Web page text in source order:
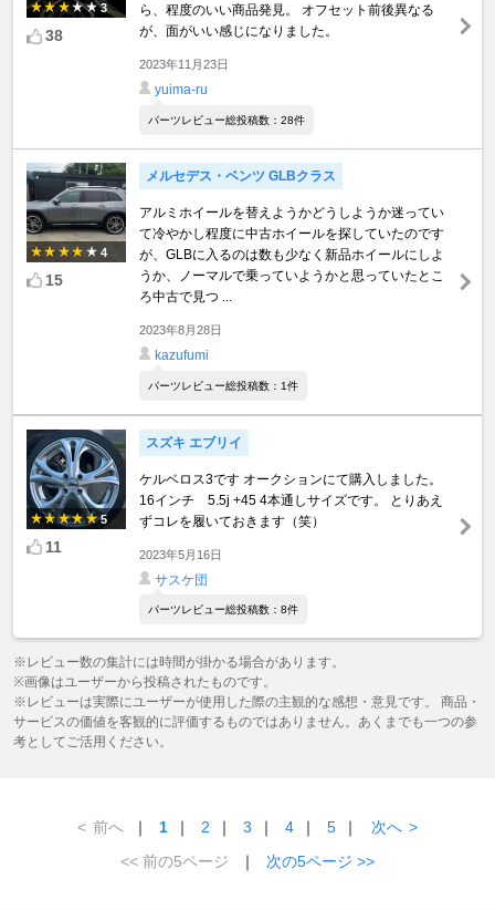
3
38
ら、程度のいい商品発見。 オフセット前後異なる
が、面がいい感じになりました。
2023年11月23日
yuima-ru
パーツレビュー総投稿数：28件
4
15
メルセデス・ベンツ GLBクラス
アルミホイールを替えようかどうしようか迷ってい
て冷やかし程度に中古ホイールを探していたのです
が、GLBに入るのは数も少なく新品ホイールにしよ
うか、ノーマルで乗っていようかと思っていたとこ
ろ中古で見つ ...
2023年8月28日
kazufumi
パーツレビュー総投稿数：1件
5
11
スズキ エブリイ
ケルベロス3です オークションにて購入しました。
16インチ 5.5j +45 4本通しサイズです。 とりあえ
ずコレを履いておきます（笑）
2023年5月16日
サスケ団
パーツレビュー総投稿数：8件
※レビュー数の集計には時間が掛かる場合があります。
※画像はユーザーから投稿されたものです。
※レビューは実際にユーザーが使用した際の主観的な感想・意見です。 商品・
サービスの価値を客観的に評価するものではありません。あくまでも一つの参
考としてご活用ください。
< 前へ ｜ 1 ｜ 2 ｜ 3 ｜ 4 ｜ 5 ｜ 次へ >
<< 前の5ページ
｜ 次の5ページ >>